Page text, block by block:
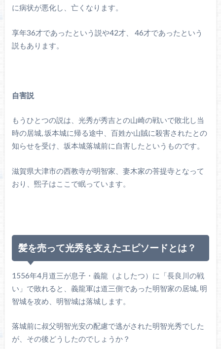
に病状が悪化し、亡くなります。
享年36才であったという説や42才、 46才であったという
説もあります。
自害説
もうひとつの説は、光秀が秀吉との山崎の戦いで敗北し当
時の居城, 坂本城に帰る途中、百姓か山賊に殺害されたとの
知らせを受け、坂本城落城前に自害したというものです。
滋賀県大津市の西教寺が明智家、妻木家の菩提寺となって
おり、煕子はここで眠っています。
髪を売って光秀を支えたエピソードとは？
1556年4月道三が息子・義龍（よしたつ）に「長良川の戦
い」で敗れると、義龍軍は道三側であった明智家の居城, 明
智城を攻め、明智城は落城します。
落城前に叔父明智光安の配慮で逃がされた明智光秀でした
が、その後どうしたのでしょうか？